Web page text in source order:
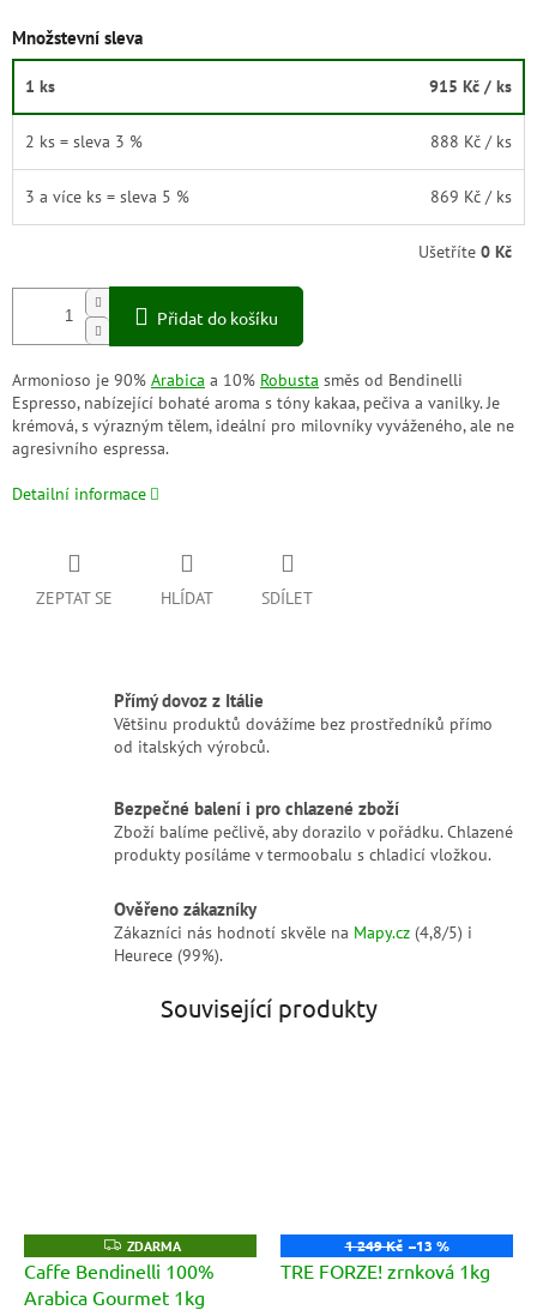
Množstevní sleva
1 ks 915 Kč / ks
2 ks = sleva 3 % 888 Kč / ks
3 a více ks = sleva 5 % 869 Kč / ks
Ušetříte 0 Kč
Přidat do košíku
Armonioso je 90% Arabica a 10% Robusta směs od Bendinelli
Espresso, nabízející bohaté aroma s tóny kakaa, pečiva a vanilky. Je
krémová, s výrazným tělem, ideální pro milovníky vyváženého, ale ne
agresivního espressa.
Detailní informace
ZEPTAT SE HLÍDAT SDÍLET
Přímý dovoz z Itálie
Většinu produktů dovážíme bez prostředníků přímo
od italských výrobců.
Bezpečné balení i pro chlazené zboží
Zboží balíme pečlivě, aby dorazilo v pořádku. Chlazené
produkty posíláme v termoobalu s chladicí vložkou.
Ověřeno zákazníky
Zákazníci nás hodnotí skvěle na Mapy.cz (4,8/5) i
Heurece (99%).
Související produkty
Z
D
A
R
ZDARMA
Caffe Bendinelli 100%
Arabica Gourmet 1kg
1 249 Kč –13 %
TRE FORZE! zrnková 1kg